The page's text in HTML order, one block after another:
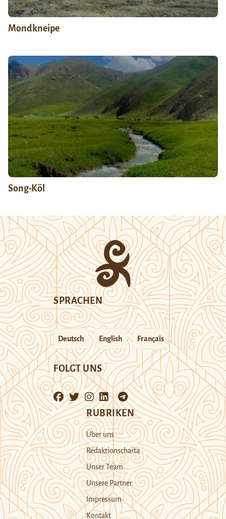
Mondkneipe
Song-Köl
SPRACHEN
Deutsch English Français
FOLGT UNS
RUBRIKEN
Über uns
Redaktionscharta
Unser Team
Unsere Partner
Impressum
Kontakt